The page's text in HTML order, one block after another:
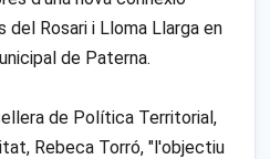
Rosari i Lloma Llarga en
de Paterna.
de Política Territorial,
Rebeca Torró, "l'objectiu